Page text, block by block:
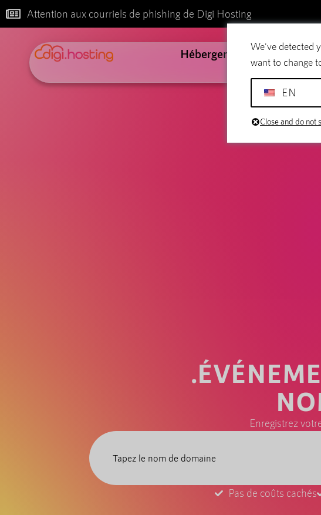
Attention aux courriels de phishing de Digi Hosting
Hébergement
Enregistrez
Pas de coûts cachés
We've detected
want to change
EN
Close and do not